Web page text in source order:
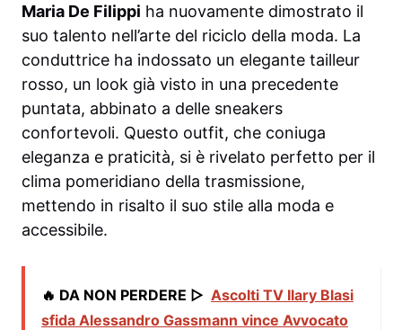
Maria De Filippi ha nuovamente dimostrato il
suo talento nell’arte del riciclo della moda. La
conduttrice ha indossato un elegante tailleur
rosso, un look già visto in una precedente
puntata, abbinato a delle sneakers
confortevoli. Questo outfit, che coniuga
eleganza e praticità, si è rivelato perfetto per il
clima pomeridiano della trasmissione,
mettendo in risalto il suo stile alla moda e
accessibile.
🔥 DA NON PERDERE ▷ Ascolti TV Ilary Blasi
sfida Alessandro Gassmann vince Avvocato